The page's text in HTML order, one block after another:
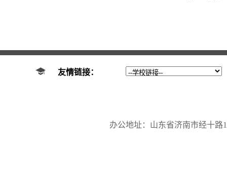
友情链接：
办公地址：山东省济南市经十路